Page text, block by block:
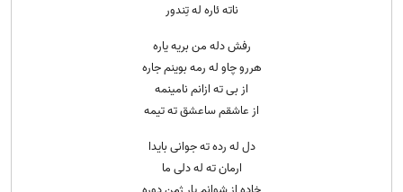
ناته ئاره له تِندور
رفش دله من بریه یاره
هررو چاو له رمه بوینم جاره
از بی ته ازانم نامینمه
از عاشقم ساعشق ته تیمه
دل له رده ته جوانی بایدا
ارمان ته له دلی ما